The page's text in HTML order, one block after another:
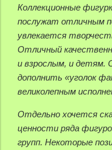
Коллекционные
послужат отличным
увлекается
Отличный
и взрослым, и детям.
дополнить «уголок
великолепным
Отдельно хочется
ценности ряда
групп. Некоторые